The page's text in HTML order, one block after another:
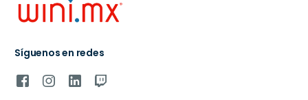
Síguenos en redes